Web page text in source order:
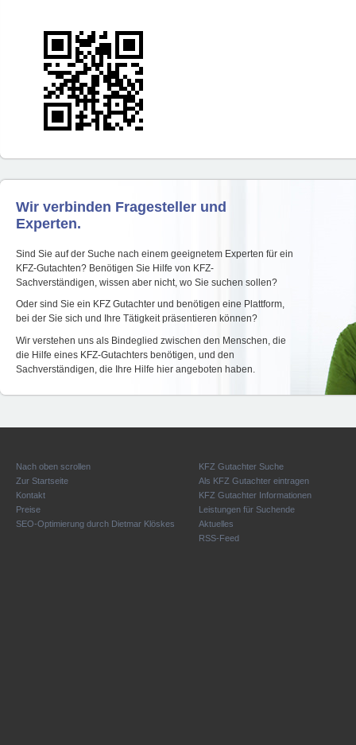
Wir verbinden Fragesteller und
Experten.
Sind Sie auf der Suche nach einem geeignetem Experten für ein
KFZ-Gutachten? Benötigen Sie Hilfe von KFZ-
Sachverständigen, wissen aber nicht, wo Sie suchen sollen?
Oder sind Sie ein KFZ Gutachter und benötigen eine Plattform,
bei der Sie sich und Ihre Tätigkeit präsentieren können?
Wir verstehen uns als Bindeglied zwischen den Menschen, die
die Hilfe eines KFZ-Gutachters benötigen, und den
Sachverständigen, die Ihre Hilfe hier angeboten haben.
Nach oben scrollen
Zur Startseite
Kontakt
Preise
SEO-Optimierung durch Dietmar Klöskes
KFZ Gutachter Suche
Als KFZ Gutachter eintragen
KFZ Gutachter Informationen
Leistungen für Suchende
Aktuelles
RSS-Feed